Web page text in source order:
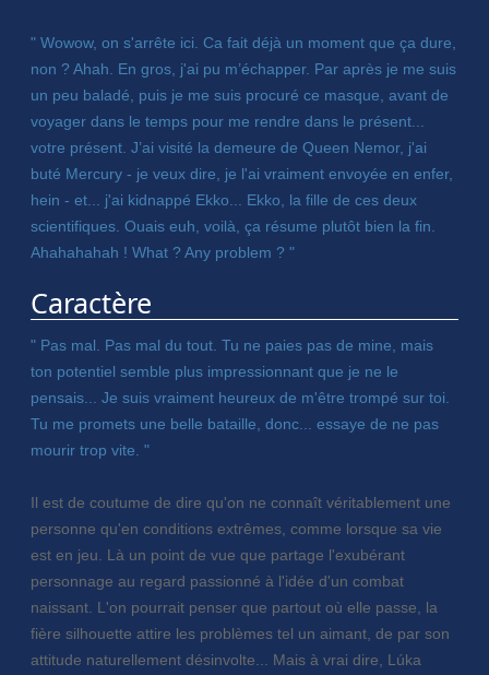
" Wowow, on s'arrête ici. Ca fait déjà un moment que ça dure,
non ? Ahah. En gros, j'ai pu m’échapper. Par après je me suis
un peu baladé, puis je me suis procuré ce masque, avant de
voyager dans le temps pour me rendre dans le présent...
votre présent. J’ai visité la demeure de Queen Nemor, j'ai
buté Mercury - je veux dire, je l'ai vraiment envoyée en enfer,
hein - et... j'ai kidnappé Ekko... Ekko, la fille de ces deux
scientifiques. Ouais euh, voilà, ça résume plutôt bien la fin.
Ahahahahah ! What ? Any problem ? "
Caractère
" Pas mal. Pas mal du tout. Tu ne paies pas de mine, mais
ton potentiel semble plus impressionnant que je ne le
pensais... Je suis vraiment heureux de m'être trompé sur toi.
Tu me promets une belle bataille, donc... essaye de ne pas
mourir trop vite. "
Il est de coutume de dire qu'on ne connaît véritablement une
personne qu'en conditions extrêmes, comme lorsque sa vie
est en jeu. Là un point de vue que partage l'exubérant
personnage au regard passionné à l'idée d'un combat
naissant. L'on pourrait penser que partout où elle passe, la
fière silhouette attire les problèmes tel un aimant, de par son
attitude naturellement désinvolte... Mais à vrai dire, Lúka